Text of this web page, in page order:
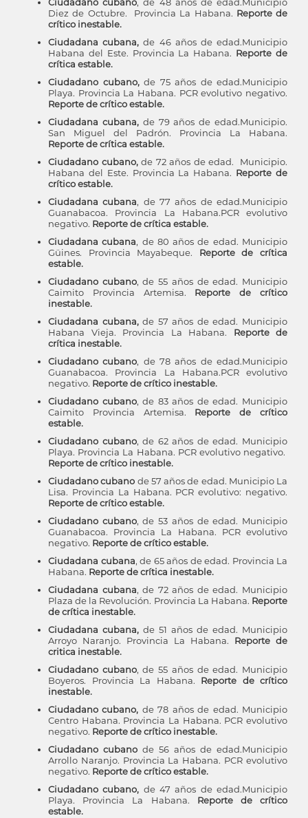
Diez de Octubre. Provincia La Habana. Reporte de
crítico inestable.
Ciudadana cubana, de 46 años de edad.Municipio
Habana del Este. Provincia La Habana. Reporte de
crítica estable.
Ciudadano cubano,de 75 años de edad.Municipio
Playa. Provincia La Habana. PCR evolutivo negativo.
Reporte de crítico estable.
Ciudadana cubana,de 79 años de edad.Municipio.
San Miguel del Padrón. Provincia La Habana.
Reporte de crítica estable.
Ciudadano cubano,de 72 años de edad. Municipio.
Habana del Este. Provincia La Habana. Reporte de
crítico estable.
Ciudadana cubana, de 77 años de edad.Municipio
Guanabacoa. Provincia La Habana.PCR evolutivo
negativo. Reporte de crítica estable.
Ciudadana cubana, de 80 años de edad. Municipio
Güines. Provincia Mayabeque. Reporte de crítica
estable.
Ciudadano cubano, de 55 años de edad. Municipio
Caimito Provincia Artemisa. Reporte de crítico
inestable.
Ciudadana cubana,de 57 años de edad. Municipio
Habana Vieja. Provincia La Habana. Reporte de
crítica inestable.
Ciudadano cubano, de 78 años de edad.Municipio
Guanabacoa. Provincia La Habana.PCR evolutivo
negativo. Reporte de crítico inestable.
Ciudadano cubano, de 83 años de edad. Municipio
Caimito Provincia Artemisa. Reporte de crítico
estable.
Ciudadano cubano, de 62 años de edad. Municipio
Playa. Provincia La Habana. PCR evolutivo negativo.
Reporte de crítico inestable.
Ciudadano cubano de 57 años de edad. Municipio La
Lisa. Provincia La Habana. PCR evolutivo: negativo.
Reporte de crítico estable.
Ciudadano cubano, de 53 años de edad. Municipio
Guanabacoa. Provincia La Habana. PCR evolutivo
negativo. Reporte de crítico estable.
Ciudadana cubana, de 65 años de edad. Provincia La
Habana. Reporte de crítica inestable.
Ciudadana cubana, de 72 años de edad. Municipio
Plaza de la Revolución. Provincia La Habana. Reporte
de crítica inestable.
Ciudadana cubana, de 51 años de edad. Municipio
Arroyo Naranjo. Provincia La Habana. Reporte de
critica inestable.
Ciudadano cubano, de 55 años de edad. Municipio
Boyeros. Provincia La Habana. Reporte de crítico
inestable.
Ciudadano cubano, de 78 años de edad. Municipio
Centro Habana. Provincia La Habana. PCR evolutivo
negativo. Reporte de crítico inestable.
Ciudadano cubano de 56 años de edad.Municipio
Arrollo Naranjo. Provincia La Habana. PCR evolutivo
negativo. Reporte de crítico estable.
Ciudadano cubano, de 47 años de edad.Municipio
Playa. Provincia La Habana. Reporte de crítico
estable.